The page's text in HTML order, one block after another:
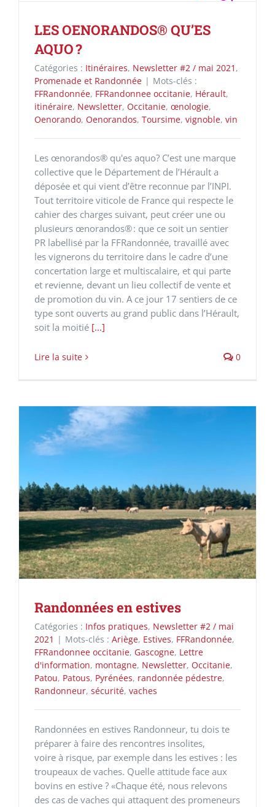
LES OENORANDOS® QU’ES
AQUO ?
Catégories : Itinéraires, Newsletter #2 / mai 2021 ,
Promenade et Randonnée | Mots-clés :
FFRandonnée, FFRandonnee occitanie, Hérault,
itinéraire, Newsletter, Occitanie, œnologie,
Oenorando, Oenorandos, Toursime, vignoble, vin
Les œnorandos® qu'es aquo? C’est une marque
collective que le Département de l’Hérault a
déposée et qui vient d’être reconnue par l’INPI.
Tout territoire viticole de France qui respecte le
cahier des charges suivant, peut créer une ou
plusieurs œnorandos® : que ce soit un sentier
PR labellisé par la FFRandonnée, travaillé avec
les vignerons du territoire dans le cadre d’une
concertation large et multiscalaire, et qui parte
et revienne, devant un lieu collectif de vente et
de promotion du vin. A ce jour 17 sentiers de ce
type sont ouverts au grand public dans l’Hérault,
soit la moitié [...]
Lire la suite 0
Randonnées en estives
Catégories : Infos pratiques, Newsletter #2 / mai
2021 | Mots-clés : Ariège, Estives, FFRandonnée,
FFRandonnee occitanie, Gascogne, Lettre
d'information, montagne, Newsletter, Occitanie,
Patou, Patous, Pyrénées, randonnée pédestre,
Randonneur, sécurité, vaches
Randonnées en estives Randonneur, tu dois te
préparer à faire des rencontres insolites,
voire à risque, par exemple dans les estives : les
troupeaux de vaches. Quelle attitude face aux
bovins en estive ? «Chaque été, nous relevons
des cas de vaches qui attaquent des promeneurs